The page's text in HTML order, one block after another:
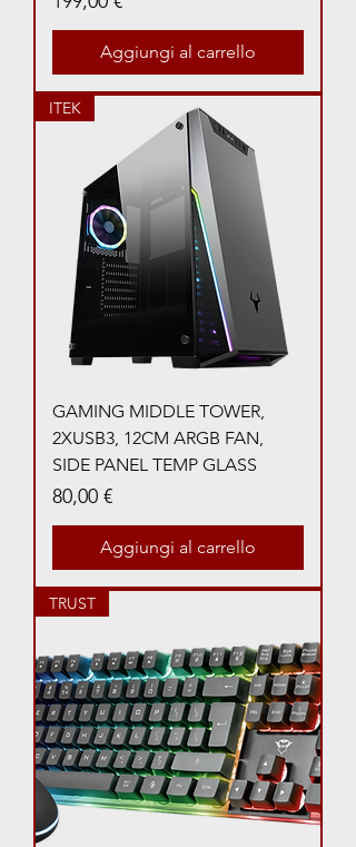
Aggiungi al carrello
ITEK
GAMING MIDDLE TOWER,
2XUSB3, 12CM ARGB FAN,
SIDE PANEL TEMP GLASS
Prezzo
80,00 €
Aggiungi al carrello
TRUST